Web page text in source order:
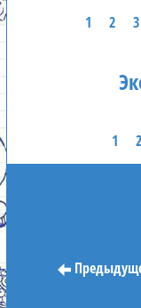
1 2 3
1 2